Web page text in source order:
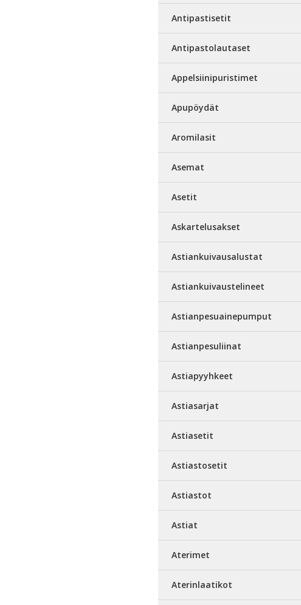
Antipastisetit
Antipastolautaset
Appelsiinipuristimet
Apupöydät
Aromilasit
Asemat
Asetit
Askartelusakset
Astiankuivausalustat
Astiankuivaustelineet
Astianpesuainepumput
Astianpesuliinat
Astiapyyhkeet
Astiasarjat
Astiasetit
Astiastosetit
Astiastot
Astiat
Aterimet
Aterinlaatikot